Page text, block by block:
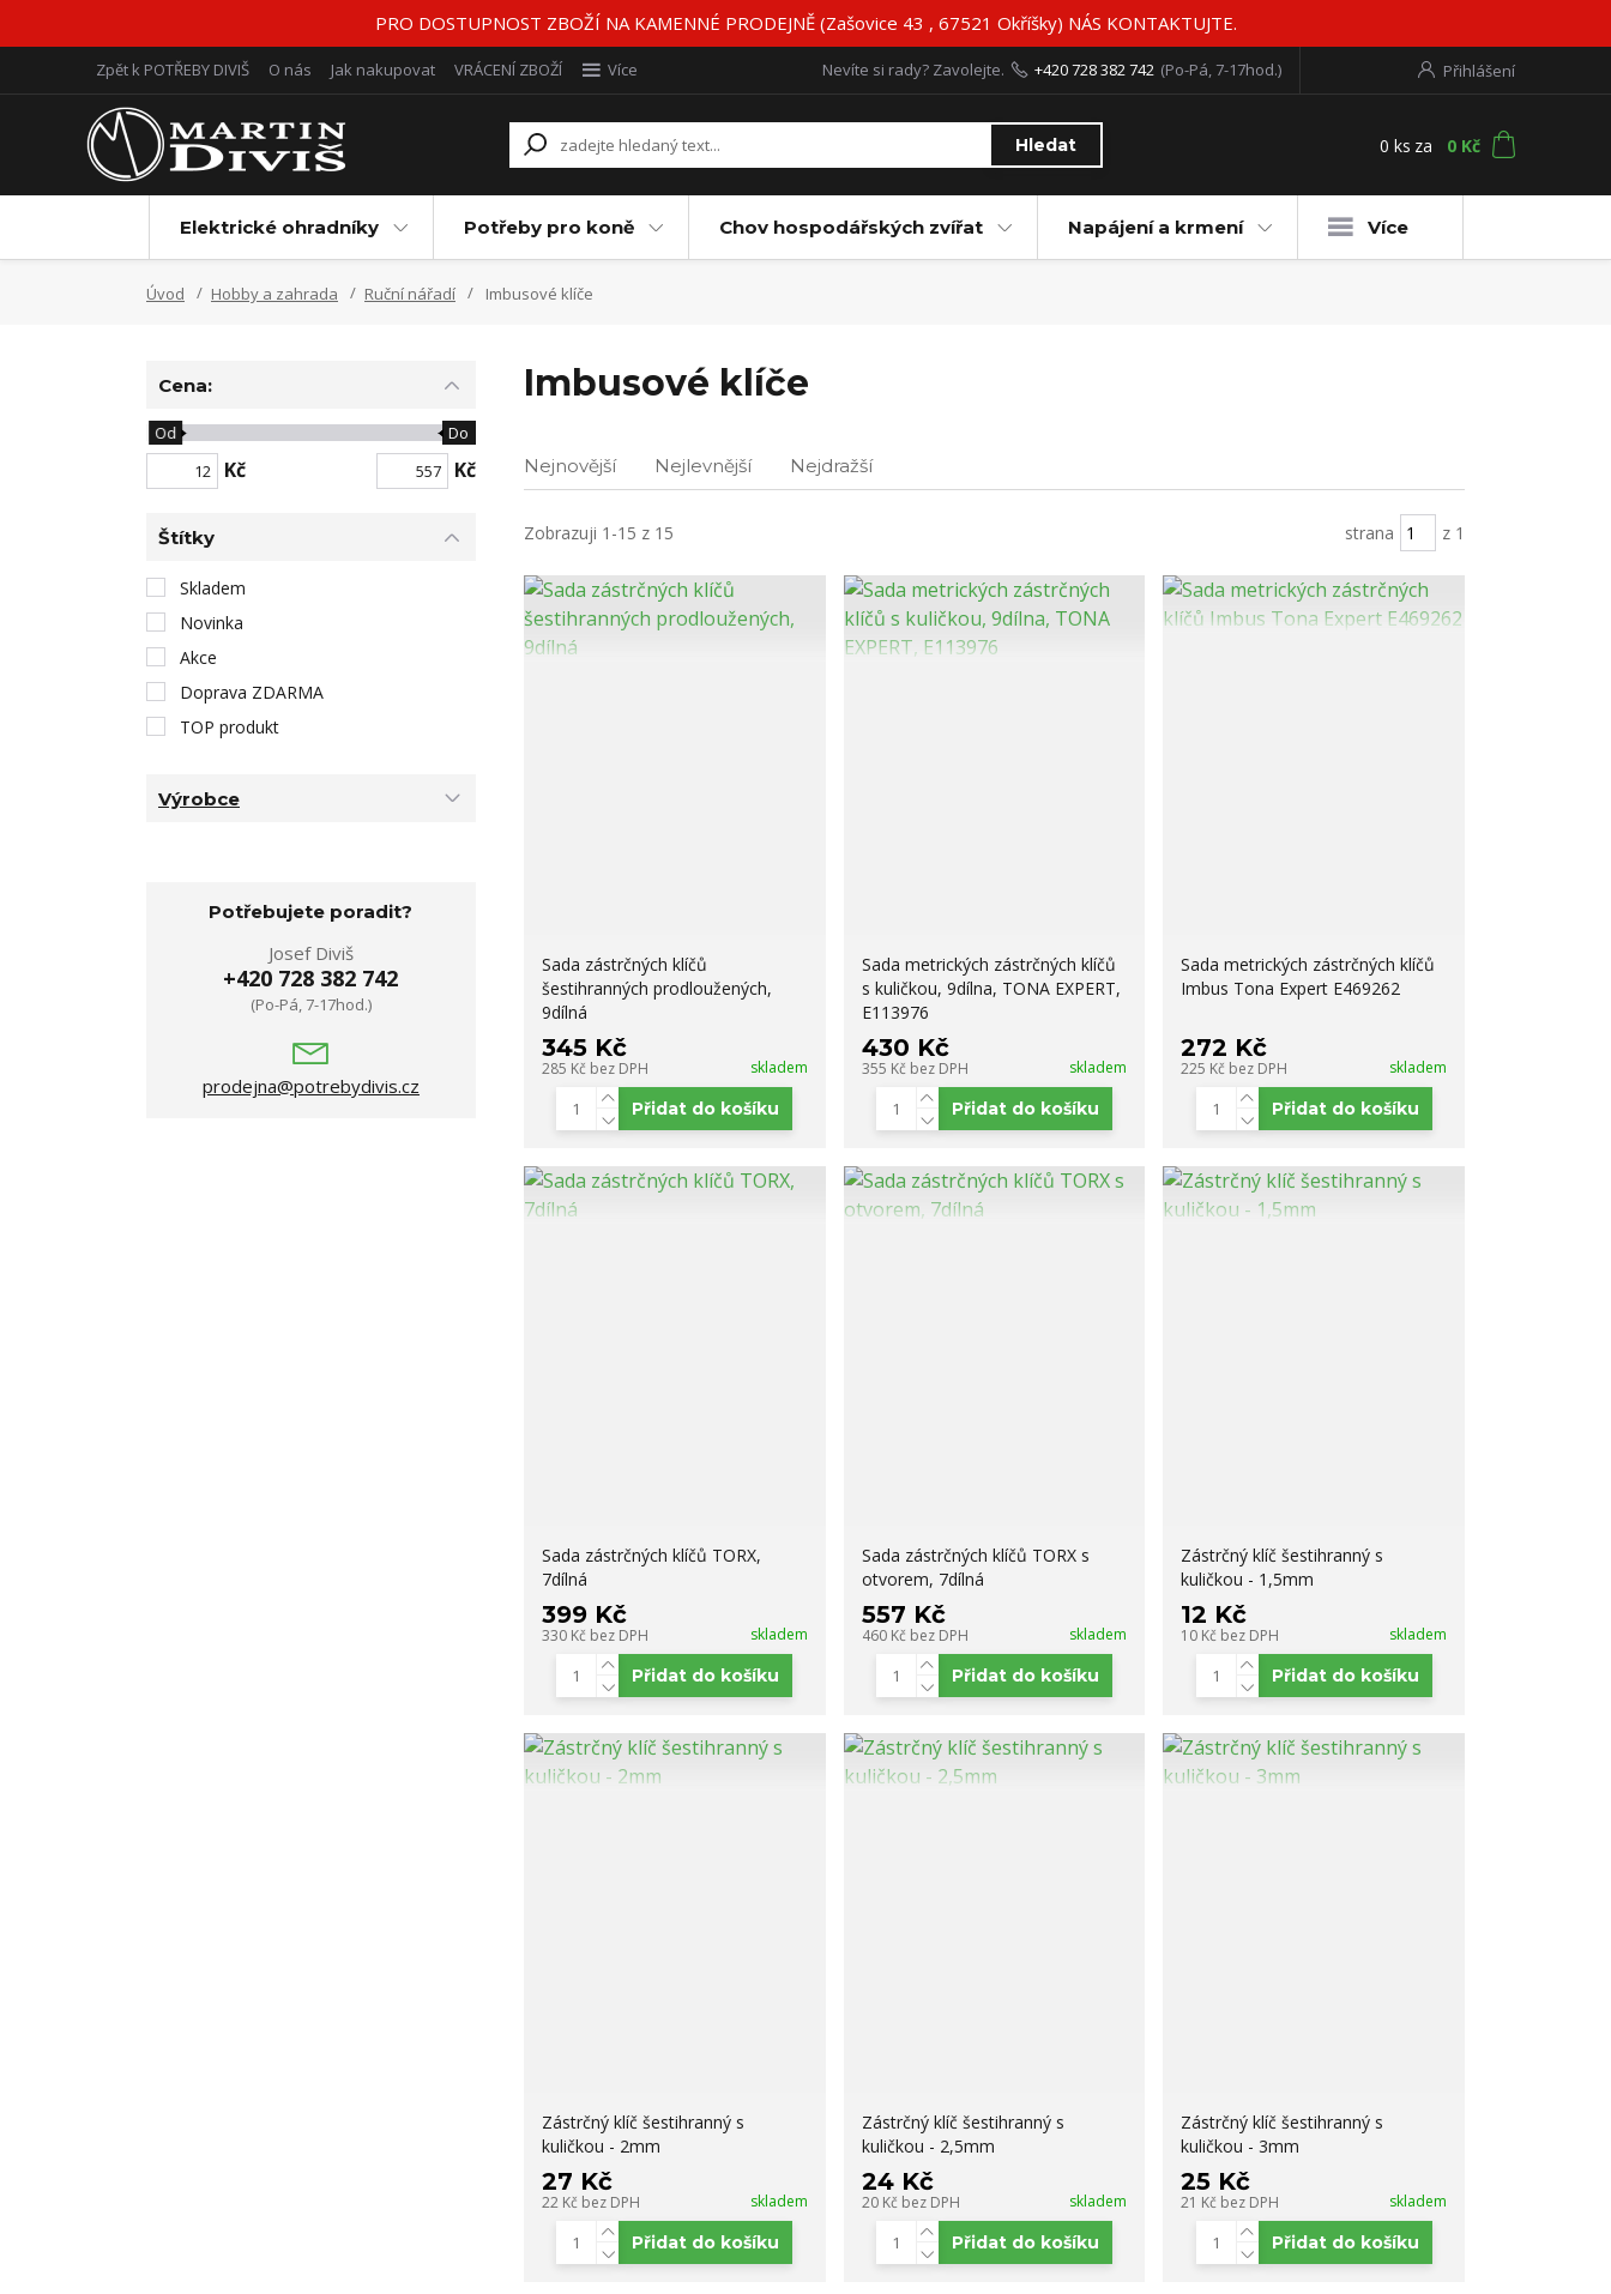
PRO DOSTUPNOST ZBOŽÍ NA KAMENNÉ PRODEJNĚ (Zašovice 43 , 67521 Okříšky) NÁS KONTAKTUJTE.
Zpět k POTŘEBY DIVIŠ O nás Jak nakupovat VRÁCENÍ ZBOŽÍ Více Přihlášení
Hledat
Nevíte si rady? Zavolejte. +420 728 382 742 (Po-Pá, 7-17hod.)
0 ks za 0 Kč
Elektrické ohradníky Potřeby pro koně Chov hospodářských zvířat Napájení a krmení Více
Úvod Hobby a zahrada Ruční nářadí Imbusové klíče
Imbusové klíče
Nejnovější Nejlevnější Nejdražší
Zobrazuji 1-15 z 15 strana z 1
Sada zástrčných klíčů
šestihranných prodloužených,
9dílná
345 Kč
285 Kč bez DPH skladem
Přidat do košíku
Sada metrických zástrčných klíčů
s kuličkou, 9dílna, TONA EXPERT,
E113976
430 Kč
355 Kč bez DPH skladem
Přidat do košíku
Sada metrických zástrčných klíčů
Imbus Tona Expert E469262
272 Kč
225 Kč bez DPH skladem
Přidat do košíku
Sada zástrčných klíčů TORX,
7dílná
399 Kč
330 Kč bez DPH skladem
Přidat do košíku
Sada zástrčných klíčů TORX s
otvorem, 7dílná
557 Kč
460 Kč bez DPH skladem
Přidat do košíku
Zástrčný klíč šestihranný s
kuličkou - 1,5mm
12 Kč
10 Kč bez DPH skladem
Přidat do košíku
Zástrčný klíč šestihranný s
kuličkou - 2mm
27 Kč
22 Kč bez DPH skladem
Přidat do košíku
Zástrčný klíč šestihranný s
kuličkou - 2,5mm
24 Kč
20 Kč bez DPH skladem
Přidat do košíku
Zástrčný klíč šestihranný s
kuličkou - 3mm
25 Kč
21 Kč bez DPH skladem
Přidat do košíku
Cena:
Kč
Od Do
Kč
Štítky
Skladem
Novinka
Akce
Doprava ZDARMA
TOP produkt
Výrobce
Potřebujete poradit?
Josef Diviš
+420 728 382 742
(Po-Pá, 7-17hod.)
prodejna@potrebydivis.cz